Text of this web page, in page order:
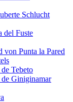
Schlucht
del Fuste
von Punta la Pared
Tebeto
Giniginamar